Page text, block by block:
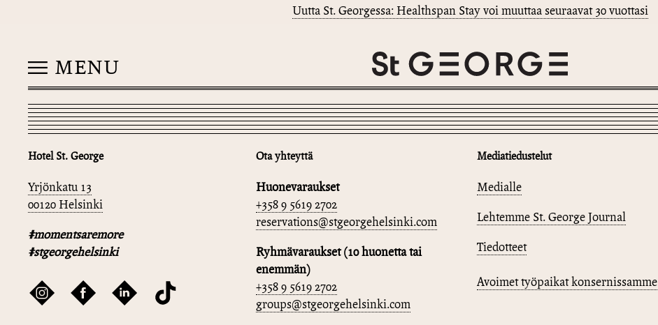
Uutta St. Georgessa: Healthspan Stay voi muuttaa seuraavat 30 vuottasi
MENU
Hotel St. George
Yrjönkatu 13
00120 Helsinki
#momentsaremore
#stgeorgehelsinki
Ota yhteyttä
Huonevaraukset
+358 9 5619 2702
reservations@stgeorgehelsinki.com
Ryhmävaraukset (10 huonetta tai
enemmän)
+358 9 5619 2702
groups@stgeorgehelsinki.com
Mediatiedustelut
Medialle
Lehtemme St. George Journal
Tiedotteet
Avoimet työpaikat konsernissamme